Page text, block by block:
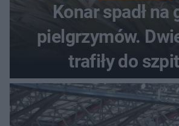
Konar spadł na
pielgrzymów.
trafiły do